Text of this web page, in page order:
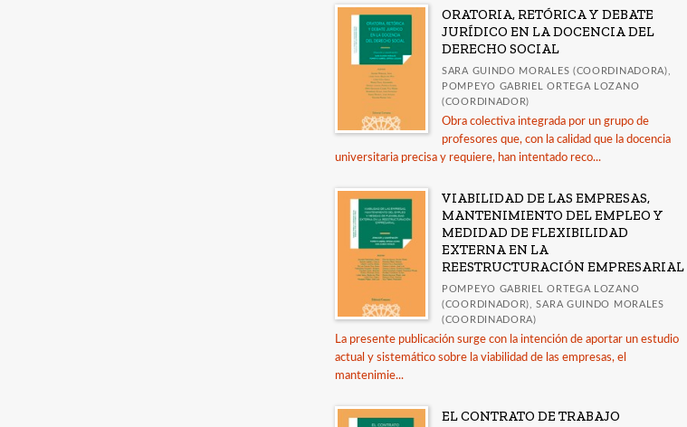
ORATORIA, RETÓRICA Y DEBATE
JURÍDICO EN LA DOCENCIA DEL
DERECHO SOCIAL
SARA GUINDO MORALES (COORDINADORA),
POMPEYO GABRIEL ORTEGA LOZANO
(COORDINADOR)
Obra colectiva integrada por un grupo de
profesores que, con la calidad que la docencia
universitaria precisa y requiere, han intentado reco...
VIABILIDAD DE LAS EMPRESAS,
MANTENIMIENTO DEL EMPLEO Y
MEDIDAD DE FLEXIBILIDAD
EXTERNA EN LA
REESTRUCTURACIÓN EMPRESARIAL
POMPEYO GABRIEL ORTEGA LOZANO
(COORDINADOR), SARA GUINDO MORALES
(COORDINADORA)
La presente publicación surge con la intención de aportar un estudio
actual y sistemático sobre la viabilidad de las empresas, el
mantenimie...
EL CONTRATO DE TRABAJO